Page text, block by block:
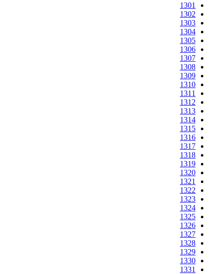
1301
1302
1303
1304
1305
1306
1307
1308
1309
1310
1311
1312
1313
1314
1315
1316
1317
1318
1319
1320
1321
1322
1323
1324
1325
1326
1327
1328
1329
1330
1331